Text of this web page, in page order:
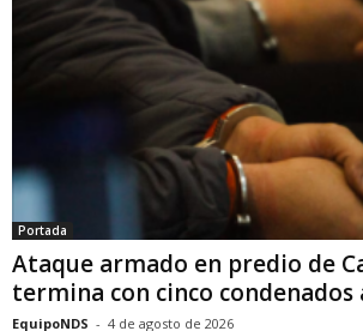
Portada
Ataque armado en predio de
termina con cinco condenados
EquipoNDS - 4 de agosto de 2026